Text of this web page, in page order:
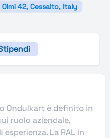
Olmi 42, Cessalto, Italy
Ondulkart è definito in
ruolo aziendale,
La RAL in